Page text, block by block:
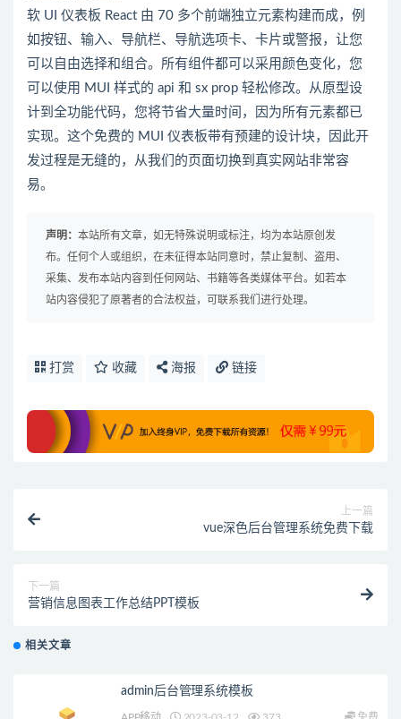
软 UI 仪表板 React 由 70 多个前端独立元素构建而成，例
如按钮、输入、导航栏、导航选项卡、卡片或警报，让您
可以自由选择和组合。所有组件都可以采用颜色变化，您
可以使用 MUI 样式的 api 和 sx prop 轻松修改。从原型设
计到全功能代码，您将节省大量时间，因为所有元素都已
实现。这个免费的 MUI 仪表板带有预建的设计块，因此开
发过程是无缝的，从我们的页面切换到真实网站非常容
易。
声明： 本站所有文章，如无特殊说明或标注，均为本站原创发
布。任何个人或组织，在未征得本站同意时，禁止复制、盗用、
采集、发布本站内容到任何网站、书籍等各类媒体平台。如若本
站内容侵犯了原著者的合法权益，可联系我们进行处理。
打赏 收藏 海报 链接
上一篇
vue深色后台管理系统免费下载
下一篇
营销信息图表工作总结PPT模板
相关文章
admin后台管理系统模板